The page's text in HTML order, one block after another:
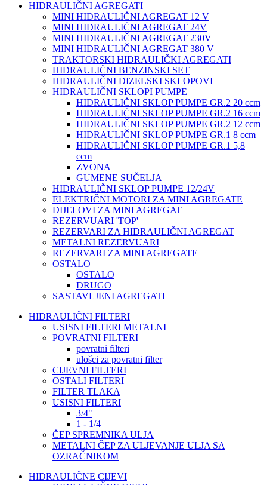
HIDRAULIČNI AGREGATI
MINI HIDRAULIČNI AGREGAT 12 V
MINI HIDRAULIČNI AGREGAT 24V
MINI HIDRAULIČNI AGREGAT 230V
MINI HIDRAULIČNI AGREGAT 380 V
TRAKTORSKI HIDRAULIČKI AGREGATI
HIDRAULIČNI BENZINSKI SET
HIDRAULIČNI DIZELSKI SKLOPOVI
HIDRAULIČNI SKLOPI PUMPE
HIDRAULIČNI SKLOP PUMPE GR.2 20 ccm
HIDRAULIČNI SKLOP PUMPE GR.2 16 ccm
HIDRAULIČNI SKLOP PUMPE GR.2 12 ccm
HIDRAULIČNI SKLOP PUMPE GR.1 8 ccm
HIDRAULIČNI SKLOP PUMPE GR.1 5,8
ccm
ZVONA
GUMENE SUČELJA
HIDRAULIČNI SKLOP PUMPE 12/24V
ELEKTRIČNI MOTORI ZA MINI AGREGATE
DIJELOVI ZA MINI AGREGAT
REZERVUARI 'TOP'
REZERVARI ZA HIDRAULIČNI AGREGAT
METALNI REZERVUARI
REZERVARI ZA MINI AGREGATE
OSTALO
OSTALO
DRUGO
SASTAVLJENI AGREGATI
HIDRAULIČNI FILTERI
USISNI FILTERI METALNI
POVRATNI FILTERI
povratni filteri
ulošci za povratni filter
CIJEVNI FILTERI
OSTALI FILTERI
FILTER TLAKA
USISNI FILTERI
3/4"
1 - 1/4
ČEP SPREMNIKA ULJA
METALNI ČEP ZA ULJEVANJE ULJA SA
OZRAČNIKOM
HIDRAULIČNE CIJEVI